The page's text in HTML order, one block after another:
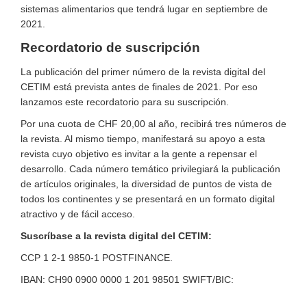
sistemas alimentarios que tendrá lugar en septiembre de
2021.
Recordatorio de suscripción
La publicación del primer número de la revista digital del
CETIM está prevista antes de finales de 2021. Por eso
lanzamos este recordatorio para su suscripción.
Por una cuota de CHF 20,00 al año, recibirá tres números de
la revista. Al mismo tiempo, manifestará su apoyo a esta
revista cuyo objetivo es invitar a la gente a repensar el
desarrollo. Cada número temático privilegiará la publicación
de artículos originales, la diversidad de puntos de vista de
todos los continentes y se presentará en un formato digital
atractivo y de fácil acceso.
Suscríbase a la revista digital del CETIM:
CCP 1 2-1 9850-1 POSTFINANCE.
IBAN: CH90 0900 0000 1 201 98501 SWIFT/BIC: